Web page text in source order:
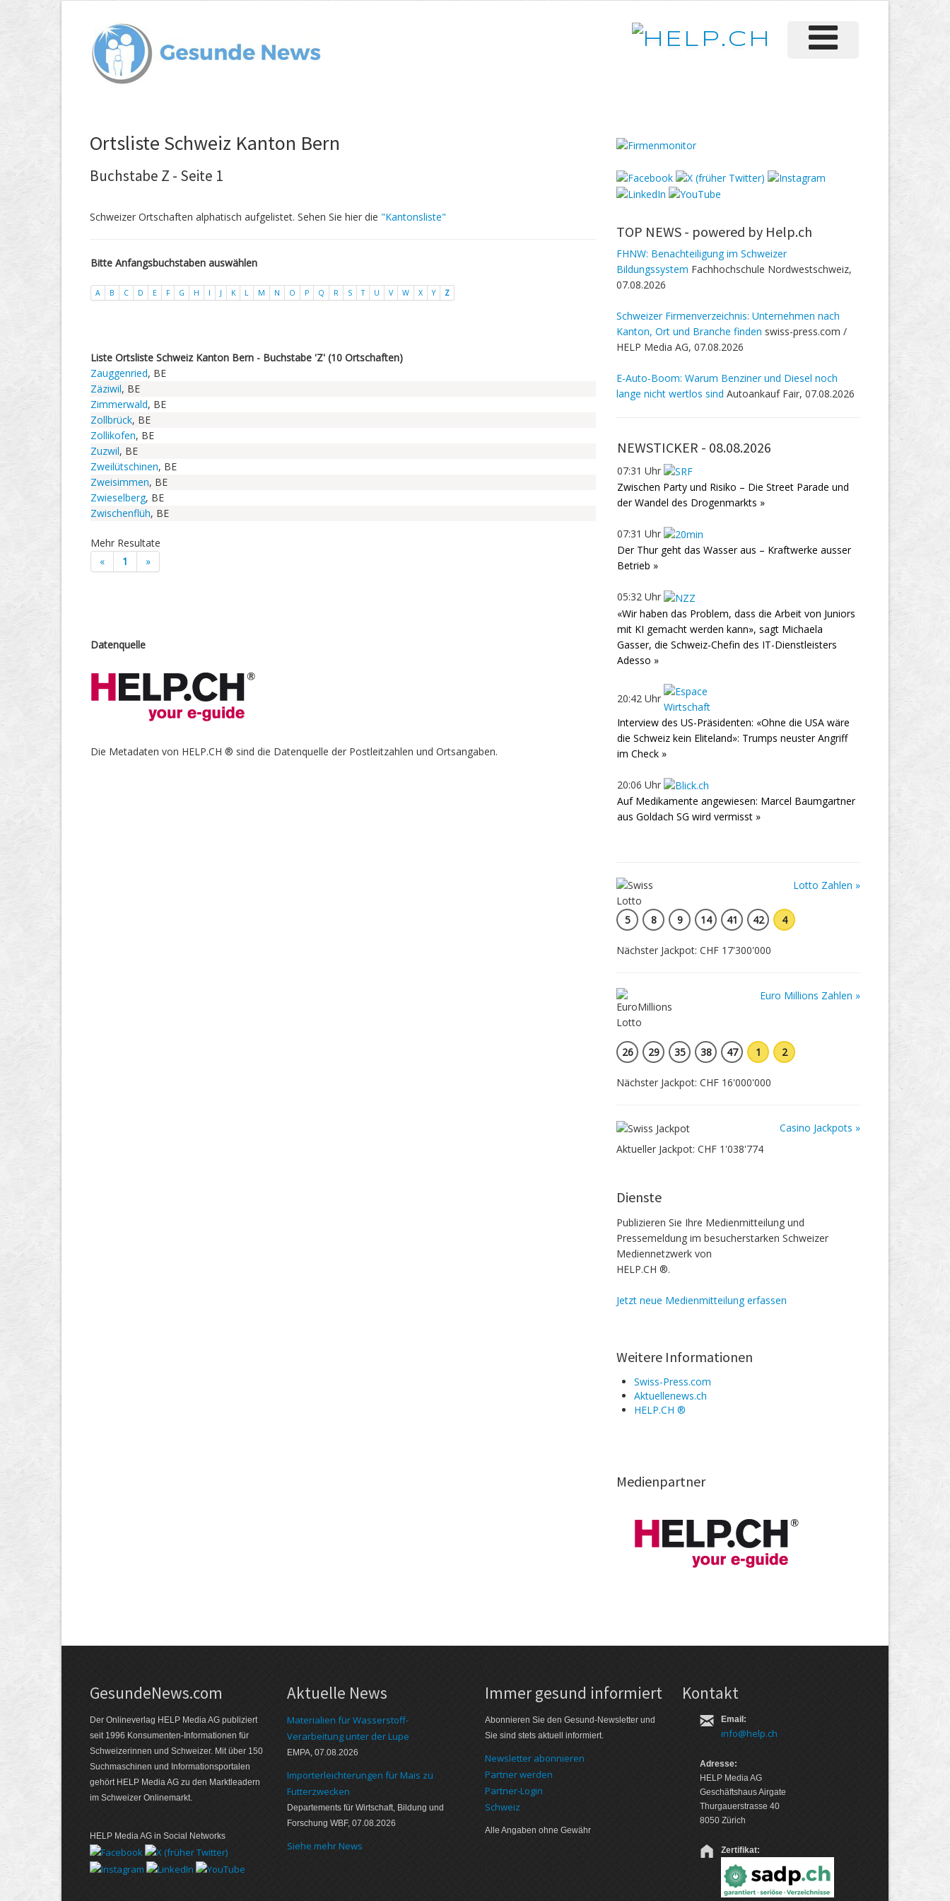
Ortsliste Schweiz Kanton Bern
Buchstabe Z - Seite 1
Schweizer Ortschaften alphatisch aufgelistet. Sehen Sie hier die "Kantonsliste"
Bitte Anfangsbuchstaben auswählen
A B C D E F G H I J K L M N O P Q R S T U V W X Y Z
Liste Ortsliste Schweiz Kanton Bern - Buchstabe 'Z' (10 Ortschaften)
Zauggenried, BE
Zäziwil, BE
Zimmerwald, BE
Zollbrück, BE
Zollikofen, BE
Zuzwil, BE
Zweilütschinen, BE
Zweisimmen, BE
Zwieselberg, BE
Zwischenflüh, BE
Mehr Resultate
«
1 »
Datenquelle
Die Metadaten von HELP.CH ® sind die Datenquelle der Postleitzahlen und Ortsangaben.
TOP NEWS - powered by Help.ch
FHNW: Benachteiligung im Schweizer
Bildungssystem Fachhochschule Nordwestschweiz,
07.08.2026
Schweizer Firmenverzeichnis: Unternehmen nach
Kanton, Ort und Branche finden swiss-press.com /
HELP Media AG, 07.08.2026
E-Auto-Boom: Warum Benziner und Diesel noch
lange nicht wertlos sind Autoankauf Fair, 07.08.2026
NEWSTICKER - 08.08.2026
07:31 Uhr
Zwischen Party und Risiko – Die Street Parade und
der Wandel des Drogenmarkts »
07:31 Uhr
Der Thur geht das Wasser aus – Kraftwerke ausser
Betrieb »
05:32 Uhr
«Wir haben das Problem, dass die Arbeit von Juniors
mit KI gemacht werden kann», sagt Michaela
Gasser, die Schweiz-Chefin des IT-Dienstleisters
Adesso »
20:42 Uhr
Interview des US-Präsidenten: «Ohne die USA wäre
die Schweiz kein Eliteland»: Trumps neuster Angriff
im Check »
20:06 Uhr
Auf Medikamente angewiesen: Marcel Baumgartner
aus Goldach SG wird vermisst »
Lotto Zahlen »
5 8 9 14 41 42 4
Nächster Jackpot: CHF 17'300'000
Euro Millions Zahlen »
26 29 35 38 47 1 2
Nächster Jackpot: CHF 16'000'000
Casino Jackpots »
Aktueller Jackpot: CHF 1'038'774
Dienste
Publizieren Sie Ihre Medienmitteilung und
Pressemeldung im besucherstarken Schweizer
Mediennetzwerk von
HELP.CH ®.
Jetzt neue Medienmitteilung erfassen
Weitere Informationen
Swiss-Press.com
Aktuellenews.ch
HELP.CH ®
Medienpartner
GesundeNews.com
Der Onlineverlag HELP Media AG publiziert
seit 1996 Konsumenten-Informationen für
Schweizerinnen und Schweizer. Mit über 150
Suchmaschinen und Informationsportalen
gehört HELP Media AG zu den Marktleadern
im Schweizer Onlinemarkt.
HELP Media AG in Social Networks
Aktuelle News
Materialien für Wasserstoff-
Verarbeitung unter der Lupe
EMPA, 07.08.2026
Importerleichterungen für Mais zu
Futterzwecken
Departements für Wirtschaft, Bildung und
Forschung WBF, 07.08.2026
Siehe mehr News
Immer gesund informiert
Abonnieren Sie den Gesund-Newsletter und
Sie sind stets aktuell informiert.
Newsletter abonnieren
Partner werden
Partner-Login
Schweiz
Alle Angaben ohne Gewähr
Kontakt
Email:
info@help.ch
Adresse:
HELP Media AG
Geschäftshaus Airgate
Thurgauerstrasse 40
8050 Zürich
Zertifikat: